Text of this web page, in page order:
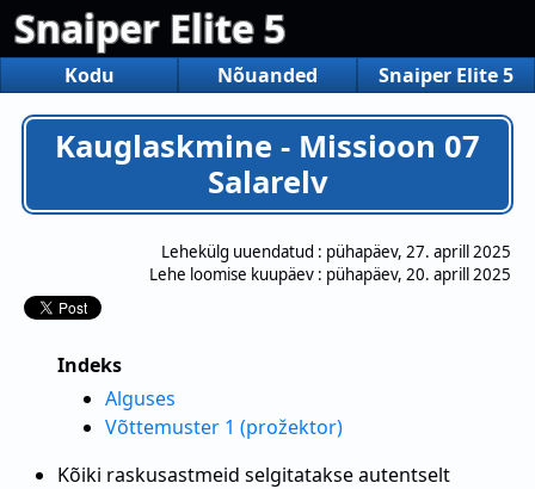
Snaiper Elite 5
Kodu Nõuanded Snaiper Elite 5
Kauglaskmine - Missioon 07
Salarelv
Lehekülg uuendatud : pühapäev, 27. aprill 2025
Lehe loomise kuupäev : pühapäev, 20. aprill 2025
Indeks
Alguses
Võttemuster 1 (prožektor)
Kõiki raskusastmeid selgitatakse autentselt